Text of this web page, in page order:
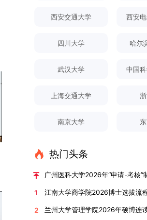
请者应满足当年度上海交通大学博
申请人须提前与意向导师沟通确认
连读与申请-考核制考生需登录上
名录内交大导师。（三）报名时间
两批报名，第一批截止时间为
校及报考学院要求，如实提交全部
通大学相关学院与苏州实验室联合
形式、内容及流程以学院后续公布
并重，报名及考核期间有违规或学
不予退还。考生须对报名信息的真
改，须在报名截止前重新填报。三
料进行资格审查，核实考生报考资
学院将根据材料评议成绩及招生计
织的政治理论考试，具体时间地点
试安排复试环节将对考生的思想品
外语能力、创新意识及综合素质进
育服务经济社会发展的能力。目前
一级学科硕士点和17个硕士专业学
究生规模增长达211%。在招生宣
起全面推行“申请-考核”制博士招
专业调整方面，学校实施存量专业
设，陆续开展“生物与医药”“低空技
兴专业招生。学校还深化科教融合
带植物园等科研机构开展联合培养
跨机构的研究生培养新机制。（一
顾在答辩陈述环节，文枚就研究背
了若干修改建议，并就如何进一步
辩结果与培养意义（一）答辩结果
博士学位论文研究思路清晰、内容
文答辩。文枚由张连刚教授指导完
位博士毕业生。待学校学位评定委
后，她也将成为云南省该专业首位
顺利完成，是学院在农林经济管理
式本次自主选择专业选拔考核采用
织，复试环节则由我院自主负责实
间、考试科目、考场分布及相关要
准备工作的通知》（海大本
考生综合能力与专业适配度的关键
保考核结果客观准确。1. 复试考核
复试总成绩的40%，面试成绩占复
考查考生的英语阅读理解、书面写
力，全面评估其英语综合应用水平
利、正式出版的专著、学科竞赛获
须登录桂林理工大学研究生教育综
统“论文发表信息维护”板块完成信
真实准确、完整规范，若出现空项
高水平论文，仅统计以桂林理工大
究生为第二作者的论文；在
Cell三大顶刊及其子刊发表的论文
范围。其中，被SCI、EI、ISTP收
西安交通大学 西安
四川大学 哈尔
武汉大学 中国
上海交通大学
南京大学
热门头条
1
2